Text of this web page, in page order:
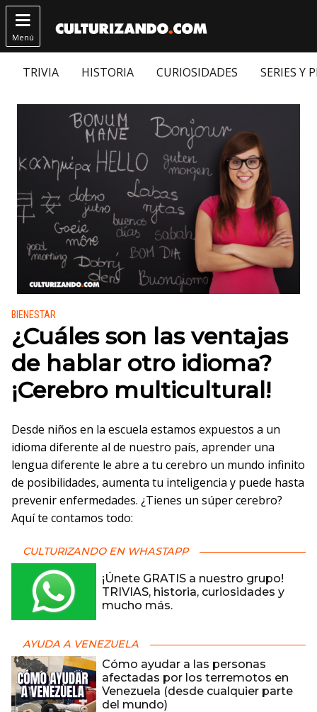

Menú
TRIVIA HISTORIA CURIOSIDADES SERIES Y
Publicado en:
BIENESTAR
¿Cuáles son las ventajas
de hablar otro idioma?
¡Cerebro multicultural!
Desde niños en la escuela estamos expuestos a un
idioma diferente al de nuestro país, aprender una
lengua diferente le abre a tu cerebro un mundo infinito
de posibilidades, aumenta tu inteligencia y puede hasta
prevenir enfermedades. ¿Tienes un súper cerebro?
Aquí te contamos todo:
CULTURIZANDO EN WHASTAPP
¡Únete GRATIS a nuestro grupo!
TRIVIAS, historia, curiosidades y
mucho más.
AYUDA A VENEZUELA
Cómo ayudar a las personas
afectadas por los terremotos en
Venezuela (desde cualquier parte
del mundo)